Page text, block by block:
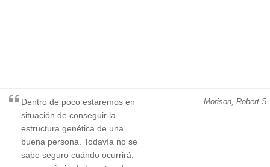
Morison, Robert S
Dentro de poco estaremos en
situación de conseguir la
estructura genética de una
buena persona. Todavía no se
sabe seguro cuándo ocurrirá,